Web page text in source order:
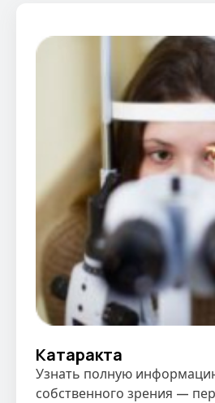
Катаракта
Узнать полную
собственного зрения —